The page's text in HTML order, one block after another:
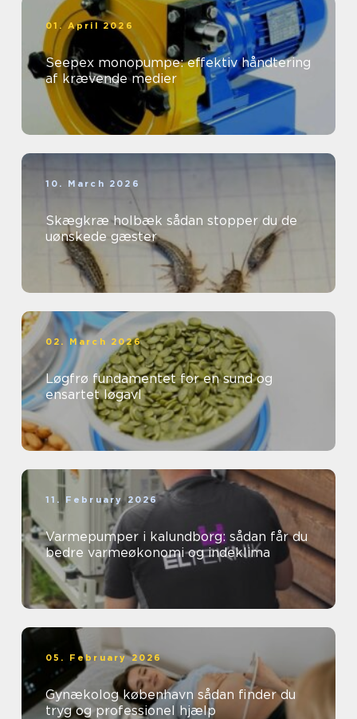
01. April 2026
Seepex monopumpe: effektiv håndtering
af krævende medier
10. March 2026
Skægkræ holbæk sådan stopper du de
uønskede gæster
02. March 2026
Løgfrø fundamentet for en sund og
ensartet løgavl
11. February 2026
Varmepumper i kalundborg: sådan får du
bedre varmeøkonomi og indeklima
05. February 2026
Gynækolog københavn sådan finder du
tryg og professionel hjælp